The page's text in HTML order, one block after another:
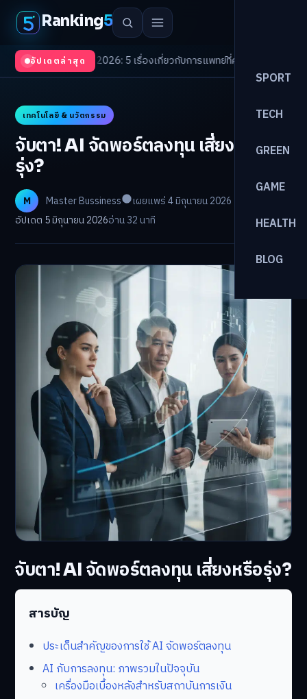
Ranking5
SPORT
TECH
GREEN
GAME
HEALTH
BLOG
อัปเดตล่าสุด
Trends 2026: 5 เรื่องเกี่ยวกับการแพทย์ที่ควรรู้/ดอกเบี้ยขาขึ้นรอบใหม่!
เทคโนโลยี & นวัตกรรม
จับตา! AI จัดพอร์ตลงทุน เสี่ยงหรือ
รุ่ง?
M Master Bussiness
เผยแพร่ 4 มิถุนายน 2026
อัปเดต 5 มิถุนายน 2026อ่าน 32 นาที
จับตา! AI จัดพอร์ตลงทุน เสี่ยงหรือรุ่ง?
สารบัญ
ประเด็นสำคัญของการใช้ AI จัดพอร์ตลงทุน
AI กับการลงทุน: ภาพรวมในปัจจุบัน
เครื่องมือเบื้องหลังสำหรับสถาบันการเงิน